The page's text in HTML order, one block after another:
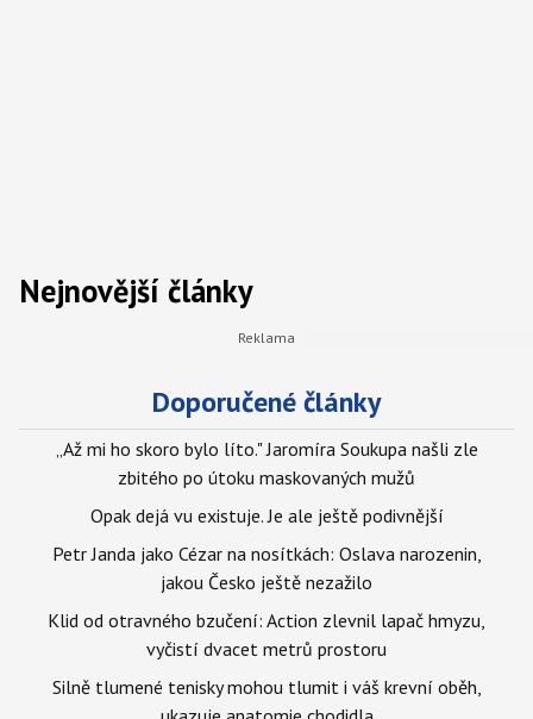
Nejnovější články
Doporučené články
„Až mi ho skoro bylo líto." Jaromíra Soukupa našli zle
zbitého po útoku maskovaných mužů
Opak dejá vu existuje. Je ale ještě podivnější
Petr Janda jako Cézar na nosítkách: Oslava narozenin,
jakou Česko ještě nezažilo
Klid od otravného bzučení: Action zlevnil lapač hmyzu,
vyčistí dvacet metrů prostoru
Silně tlumené tenisky mohou tlumit i váš krevní oběh,